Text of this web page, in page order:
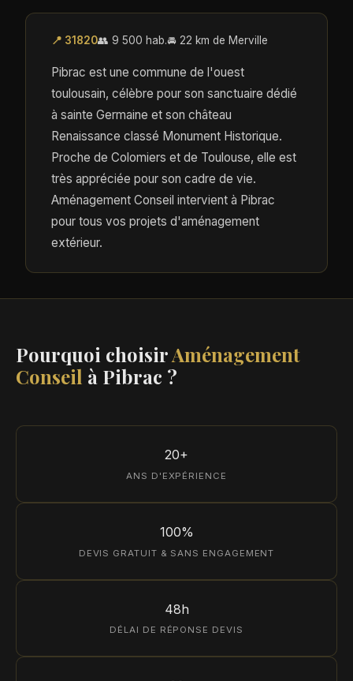
📍 31820👥 9 500 hab.🚘 22 km de Merville
Pibrac est une commune de l'ouest
toulousain, célèbre pour son sanctuaire dédié
à sainte Germaine et son château
Renaissance classé Monument Historique.
Proche de Colomiers et de Toulouse, elle est
très appréciée pour son cadre de vie.
Aménagement Conseil intervient à Pibrac
pour tous vos projets d'aménagement
extérieur.
Pourquoi choisirAménagement
Conseil à Pibrac ?
20+
ANS D'EXPÉRIENCE
100%
DEVIS GRATUIT & SANS ENGAGEMENT
48h
DÉLAI DE RÉPONSE DEVIS